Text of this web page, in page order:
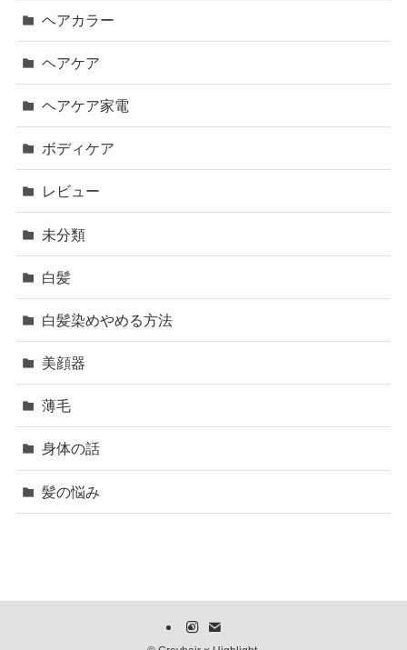
ヘアカラー
ヘアケア
ヘアケア家電
ボディケア
レビュー
未分類
白髪
白髪染めやめる方法
美顔器
薄毛
身体の話
髪の悩み